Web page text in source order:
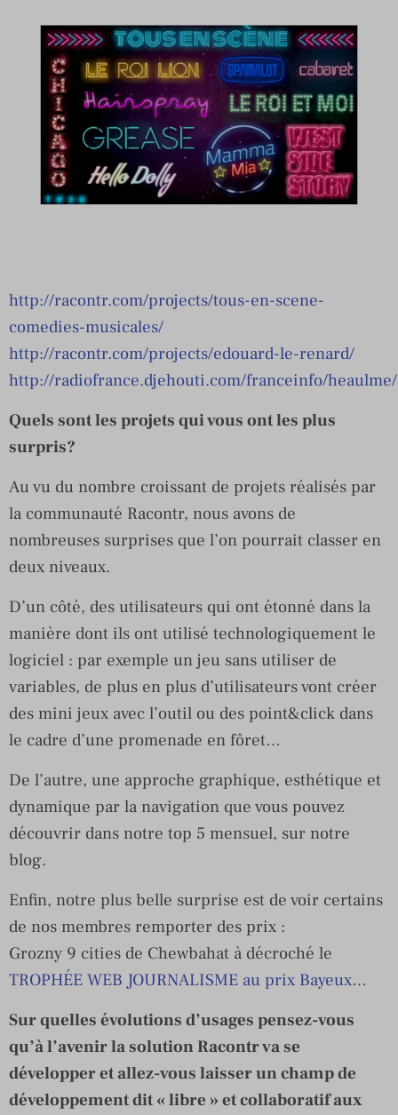
http://racontr.com/projects/tous-en-scene-
comedies-musicales/
http://racontr.com/projects/edouard-le-renard/
http://radiofrance.djehouti.com/franceinfo/heaulme/
Quels sont les projets qui vous ont les plus
surpris?
Au vu du nombre croissant de projets réalisés par
la communauté Racontr, nous avons de
nombreuses surprises que l’on pourrait classer en
deux niveaux.
D’un côté, des utilisateurs qui ont étonné dans la
manière dont ils ont utilisé technologiquement le
logiciel : par exemple un jeu sans utiliser de
variables, de plus en plus d’utilisateurs vont créer
des mini jeux avec l’outil ou des point&click dans
le cadre d’une promenade en fôret…
De l’autre, une approche graphique, esthétique et
dynamique par la navigation que vous pouvez
découvrir dans notre top 5 mensuel, sur notre
blog.
Enfin, notre plus belle surprise est de voir certains
de nos membres remporter des prix :
Grozny 9 cities de Chewbahat à décroché le
TROPHÉE WEB JOURNALISME au prix Bayeux…
Sur quelles évolutions d’usages pensez-vous
qu’à l’avenir la solution Racontr va se
développer et allez-vous laisser un champ de
développement dit « libre » et collaboratif aux